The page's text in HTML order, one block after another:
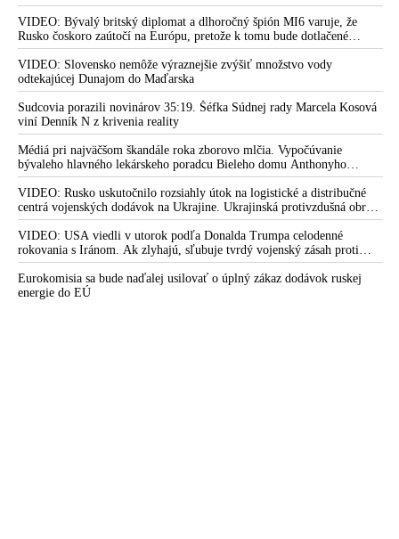
VIDEO: Bývalý britský diplomat a dlhoročný špión MI6 varuje, že
Rusko čoskoro zaútočí na Európu, pretože k tomu bude dotlačené
rovnako, ako bolo dotlačené k invázii na Ukrajinu v roku 2022.
Zelenskyj medzitým v Kyjeve naliehal na zhromaždených diplomatov,
aby vo svete zháňali energie pre Ukrajinu na zimu. Putin vraj bude
mobilizovať a vojna sa do zimy pravdepodobne neskončí
VIDEO: Slovensko nemôže výraznejšie zvýšiť množstvo vody
odtekajúcej Dunajom do Maďarska
Sudcovia porazili novinárov 35:19. Šéfka Súdnej rady Marcela Kosová
viní Denník N z krivenia reality
Médiá pri najväčšom škandále roka zborovo mlčia. Vypočúvanie
bývaleho hlavného lekárskeho poradcu Bieleho domu Anthonyho
Fauciho pred výborom amerického Senátu väčšina médií ignorovala
VIDEO: Rusko uskutočnilo rozsiahly útok na logistické a distribučné
centrá vojenských dodávok na Ukrajine. Ukrajinská protivzdušná obrana
nedokázala počas ničivého nočného útoku na Kyjev a jeho okolie
zachytiť ani jednu ruskú raketu
VIDEO: USA viedli v utorok podľa Donalda Trumpa celodenné
rokovania s Iránom. Ak zlyhajú, sľubuje tvrdý vojenský zásah proti
Teheránu
Eurokomisia sa bude naďalej usilovať o úplný zákaz dodávok ruskej
energie do EÚ